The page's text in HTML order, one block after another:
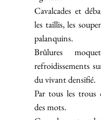
Cavalcades et
les taillis, les
palanquins.
Brûlures
refroidissements
du vivant densifié.
Par tous les trous
des mots.